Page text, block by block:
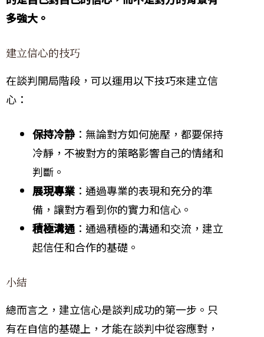
多強大。
建立信心的技巧
在談判開局階段，可以運用以下技巧來建立信
心：
保持冷静：無論對方如何施壓，都要保持
冷靜，不被對方的策略影響自己的情緒和
判斷。
展現專業 ：通過專業的表現和充分的準
備，讓對方看到你的實力和信心。
積極溝通 ：通過積極的溝通和交流，建立
起信任和合作的基礎。
小結
總而言之，建立信心是談判成功的第一步。只
有在自信的基礎上，才能在談判中從容應對，